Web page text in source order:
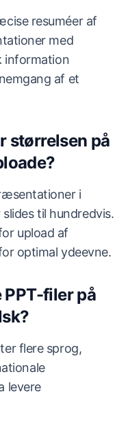
resuméer af
med
information
af et
størrelsen på
i
til hundredvis.
upload af
optimal ydeevne.
PPT-filer på
flere sprog,
levere